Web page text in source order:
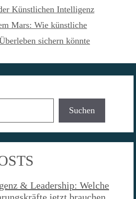
Künstlichen Intelligenz
Mars: Wie künstliche
sichern könnte
Suchen
& Leadership: Welche